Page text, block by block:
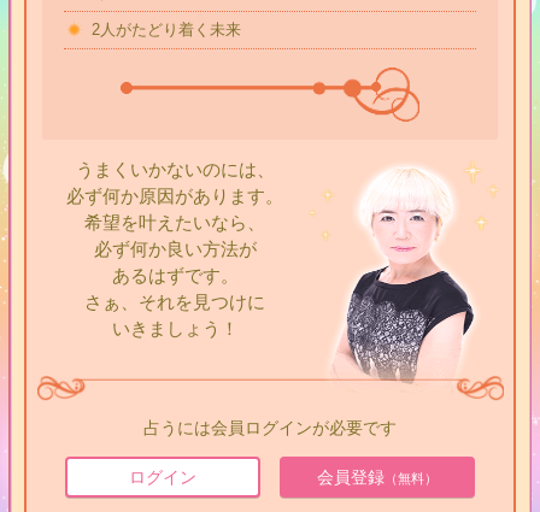
2人がたどり着く未来
うまくいかないのには、
必ず何か原因があります。
希望を叶えたいなら、
必ず何か良い方法が
あるはずです。
さぁ、それを見つけに
いきましょう！
占うには会員ログインが必要です
ログイン 会員登録（無料）